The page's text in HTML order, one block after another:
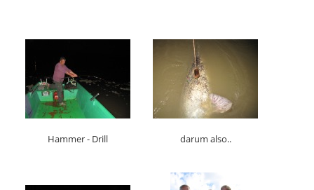
Hammer - Drill darum also..